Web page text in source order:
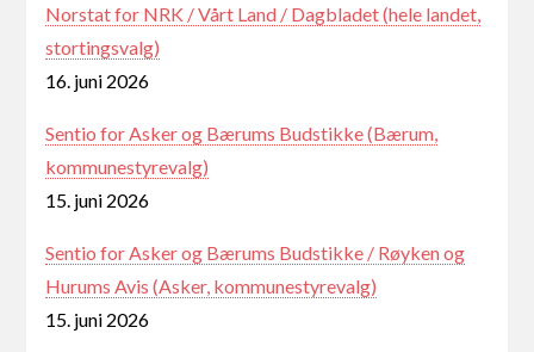
Norstat for NRK / Vårt Land / Dagbladet (hele landet,
stortingsvalg)
16. juni 2026
Sentio for Asker og Bærums Budstikke (Bærum,
kommunestyrevalg)
15. juni 2026
Sentio for Asker og Bærums Budstikke / Røyken og
Hurums Avis (Asker, kommunestyrevalg)
15. juni 2026